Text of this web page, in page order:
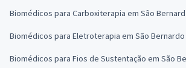
Biomédicos para Carboxiterapia em São
Biomédicos para Eletroterapia em São Bernardo
Biomédicos para Fios de Sustentação em São